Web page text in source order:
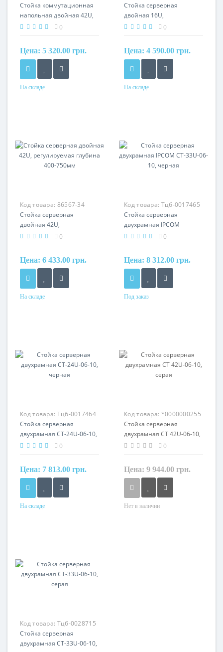
Стойка коммутационная
напольная двойная 42U,
регулируемая глубина
0
Цена: 5 320.00 грн.
На складе
Стойка серверная
двойная 16U,
регулируемая глубина
0
Цена: 4 590.00 грн.
На складе
Код товара: 86567-34
Стойка серверная
двойная 42U,
регулируемая глубина
0
Цена: 6 433.00 грн.
На складе
Код товара: Тцб-0017465
Стойка серверная
двухрамная IPCOM
СТ-33U-06-10, черная
0
Цена: 8 312.00 грн.
Под заказ
Код товара: Тцб-0017464
Стойка серверная
двухрамная СТ-24U-06-10,
черная
0
Цена: 7 813.00 грн.
На складе
Код товара: *0000000255
Стойка серверная
двухрамная СТ 42U-06-10,
серая
0
Цена: 9 944.00 грн.
Нет в наличии
Код товара: Тцб-0028715
Стойка серверная
двухрамная СТ-33U-06-10,